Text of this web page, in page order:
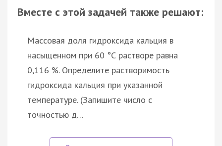
Вместе с этой задачей также решают:
Массовая доля гидроксида кальция в
насыщенном при 60 °С растворе равна
0,116 %. Определите растворимость
гидроксида кальция при указанной
температуре. (Запишите число с
точностью д…